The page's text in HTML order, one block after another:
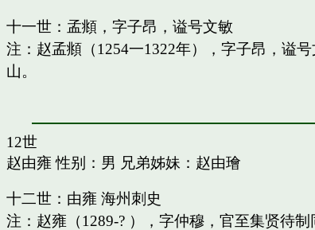
十一世：孟頫，字子昂，谥号文敏
注：赵孟頫（1254一1322年），字子昂，谥
山。
12世
赵由雍 性别：男 兄弟姊妹： 赵由璯
十二世：由雍 海州刺史
注：赵雍（1289-? ），字仲穆，官至集贤待